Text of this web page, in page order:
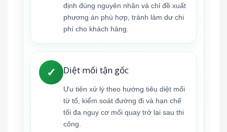
định đúng nguyên nhân và chỉ đề xuất
phương án phù hợp, tránh làm dư chi
phí cho khách hàng.
✓ Diệt mối tận gốc
Ưu tiên xử lý theo hướng tiêu diệt mối
từ tổ, kiểm soát đường đi và hạn chế
tối đa nguy cơ mối quay trở lại sau thi
công.